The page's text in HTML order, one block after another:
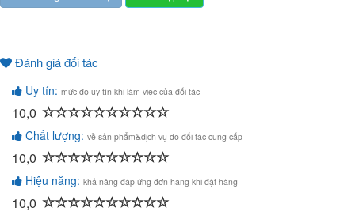
Đánh giá đối tác
Uy tín: mức độ uy tín khi làm việc của đối tác
10,0
Chất lượng: về sản phẩm&dịch vụ do đối tác cung cấp
10,0
Hiệu năng: khả năng đáp ứng đơn hàng khi đặt hàng
10,0